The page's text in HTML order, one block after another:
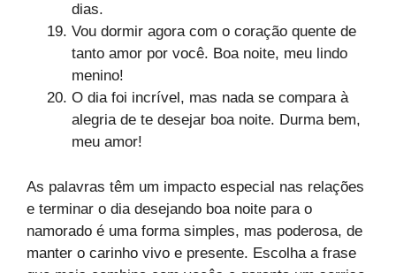
dias.
Vou dormir agora com o coração quente de
tanto amor por você. Boa noite, meu lindo
menino!
O dia foi incrível, mas nada se compara à
alegria de te desejar boa noite. Durma bem,
meu amor!
As palavras têm um impacto especial nas relações
e terminar o dia desejando boa noite para o
namorado é uma forma simples, mas poderosa, de
manter o carinho vivo e presente. Escolha a frase